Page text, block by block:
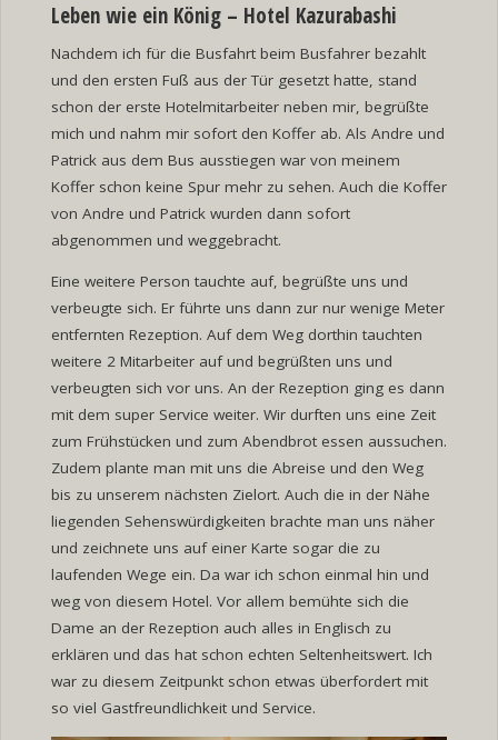
Leben wie ein König – Hotel Kazurabashi
Nachdem ich für die Busfahrt beim Busfahrer bezahlt
und den ersten Fuß aus der Tür gesetzt hatte, stand
schon der erste Hotelmitarbeiter neben mir, begrüßte
mich und nahm mir sofort den Koffer ab. Als Andre und
Patrick aus dem Bus ausstiegen war von meinem
Koffer schon keine Spur mehr zu sehen. Auch die Koffer
von Andre und Patrick wurden dann sofort
abgenommen und weggebracht.
Eine weitere Person tauchte auf, begrüßte uns und
verbeugte sich. Er führte uns dann zur nur wenige Meter
entfernten Rezeption. Auf dem Weg dorthin tauchten
weitere 2 Mitarbeiter auf und begrüßten uns und
verbeugten sich vor uns. An der Rezeption ging es dann
mit dem super Service weiter. Wir durften uns eine Zeit
zum Frühstücken und zum Abendbrot essen aussuchen.
Zudem plante man mit uns die Abreise und den Weg
bis zu unserem nächsten Zielort. Auch die in der Nähe
liegenden Sehenswürdigkeiten brachte man uns näher
und zeichnete uns auf einer Karte sogar die zu
laufenden Wege ein. Da war ich schon einmal hin und
weg von diesem Hotel. Vor allem bemühte sich die
Dame an der Rezeption auch alles in Englisch zu
erklären und das hat schon echten Seltenheitswert. Ich
war zu diesem Zeitpunkt schon etwas überfordert mit
so viel Gastfreundlichkeit und Service.